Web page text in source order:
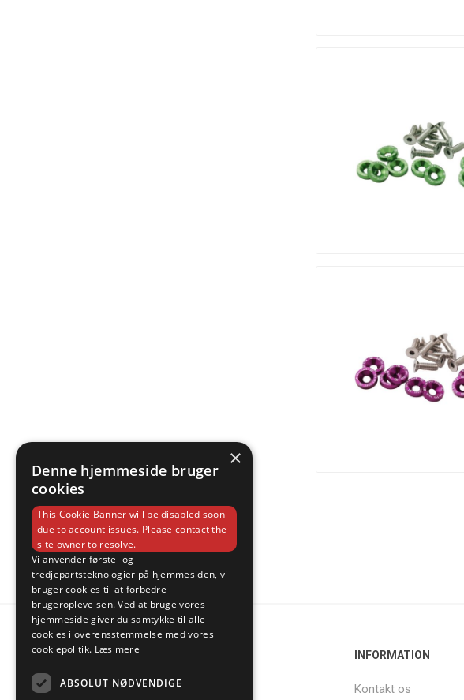
INFORMATION
Kontakt os
×
Denne hjemmeside bruger
cookies
This Cookie Banner will be disabled soon
due to account issues. Please contact the
site owner to resolve.
Vi anvender første- og
tredjepartsteknologier på hjemmesiden, vi
bruger cookies til at forbedre
brugeroplevelsen. Ved at bruge vores
hjemmeside giver du samtykke til alle
cookies i overensstemmelse med vores
cookiepolitik. Læs mere
ABSOLUT NØDVENDIGE